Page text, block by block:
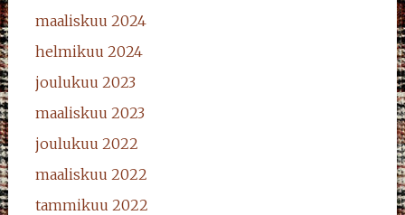
maaliskuu 2024
helmikuu 2024
joulukuu 2023
maaliskuu 2023
joulukuu 2022
maaliskuu 2022
tammikuu 2022